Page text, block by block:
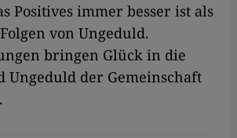
Positives immer besser ist als
von Ungeduld.
bringen Glück in die
Ungeduld der Gemeinschaft